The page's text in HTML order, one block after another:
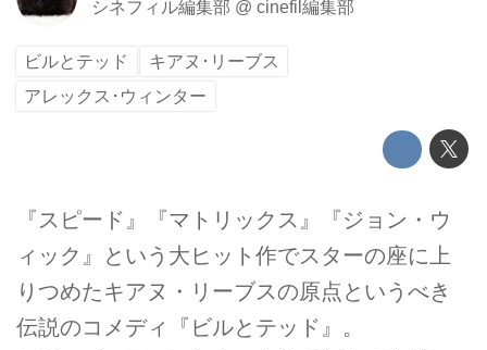
シネフィル編集部 @ cinefil編集部
ビルとテッド
キアヌ･リーブス
アレックス･ウィンター
『スピード』『マトリックス』『ジョン・ウ
ィック』という大ヒット作でスターの座に上
りつめたキアヌ・リーブスの原点というべき
伝説のコメディ『ビルとテッド』。